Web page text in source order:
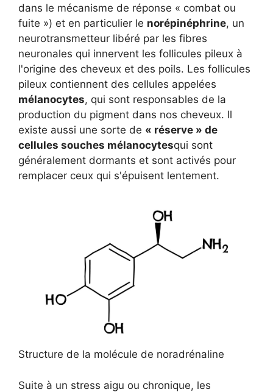
dans le mécanisme de réponse « combat ou
fuite ») et en particulier le norépinéphrine, un
neurotransmetteur libéré par les fibres
neuronales qui innervent les follicules pileux à
l'origine des cheveux et des poils. Les follicules
pileux contiennent des cellules appelées
mélanocytes, qui sont responsables de la
production du pigment dans nos cheveux. Il
existe aussi une sorte de « réserve » de
cellules souches mélanocytesqui sont
généralement dormants et sont activés pour
remplacer ceux qui s'épuisent lentement.
Structure de la molécule de noradrénaline
Suite à un stress aigu ou chronique, les